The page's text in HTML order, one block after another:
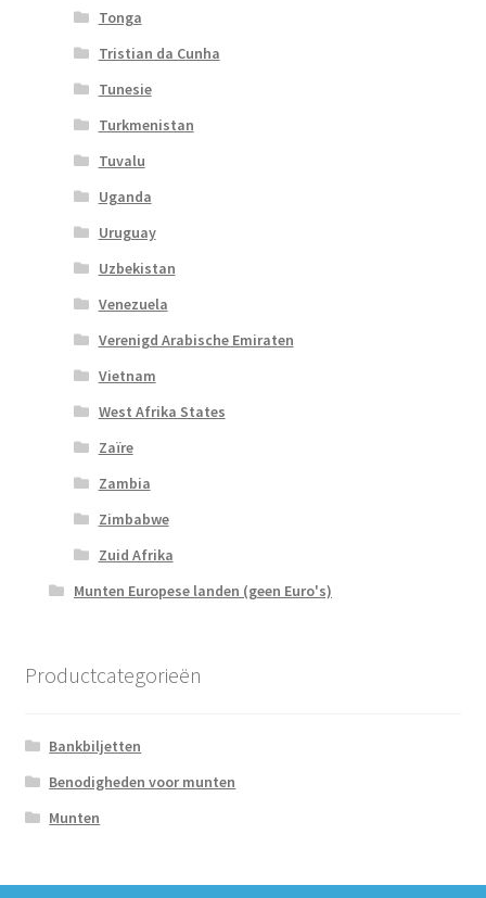
Tonga
Tristian da Cunha
Tunesie
Turkmenistan
Tuvalu
Uganda
Uruguay
Uzbekistan
Venezuela
Verenigd Arabische Emiraten
Vietnam
West Afrika States
Zaïre
Zambia
Zimbabwe
Zuid Afrika
Munten Europese landen (geen Euro's)
Productcategorieën
Bankbiljetten
Benodigheden voor munten
Munten